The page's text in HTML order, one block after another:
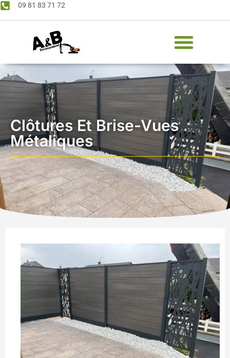
09 81 83 71 72
Clôtures Et Brise-Vues
Métaliques